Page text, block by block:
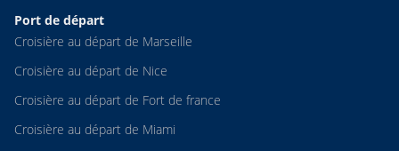
Port de départ
Croisière au départ de Marseille
Croisière au départ de Nice
Croisière au départ de Fort de france
Croisière au départ de Miami